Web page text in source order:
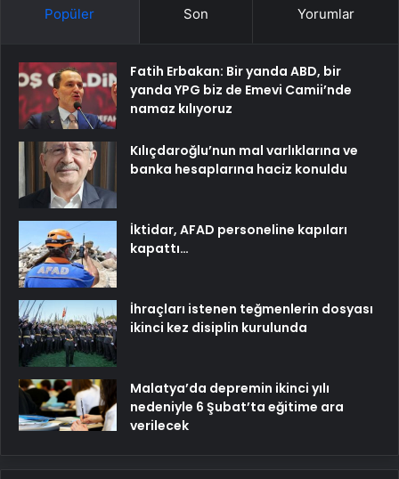
Popüler Son Yorumlar
Fatih Erbakan: Bir yanda ABD, bir
yanda YPG biz de Emevi Camii’nde
namaz kılıyoruz
Kılıçdaroğlu’nun mal varlıklarına ve
banka hesaplarına haciz konuldu
İktidar, AFAD personeline kapıları
kapattı…
İhraçları istenen teğmenlerin dosyası
ikinci kez disiplin kurulunda
Malatya’da depremin ikinci yılı
nedeniyle 6 Şubat’ta eğitime ara
verilecek